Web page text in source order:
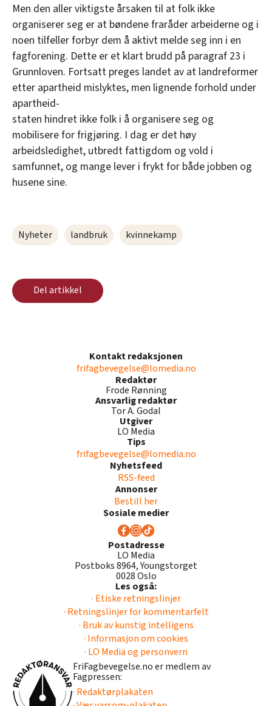
Men den aller viktigste årsaken til at folk ikke
organiserer seg er at bøndene fraråder arbeiderne og i
noen tilfeller forbyr dem å aktivt melde seg inn i en
fagforening. Dette er et klart brudd på paragraf 23 i
Grunnloven. Fortsatt preges landet av at landreformer
etter apartheid mislyktes, men lignende forhold under
apartheid-
staten hindret ikke folk i å organisere seg og
mobilisere for frigjøring. I dag er det høy
arbeidsledighet, utbredt fattigdom og vold i
samfunnet, og mange lever i frykt for både jobben og
husene sine.
Nyheter landbruk kvinnekamp
Del artikkel
Kontakt redaksjonen
frifagbevegelse@lomedia.no
Redaktør
Frode Rønning
Ansvarlig redaktør
Tor A. Godal
Utgiver
LO Media
Tips
frifagbevegelse@lomedia.no
Nyhetsfeed
RSS-feed
Annonser
Bestill her
Sosiale medier
Postadresse
LO Media
Postboks 8964, Youngstorget
0028 Oslo
Les også:
· Etiske retningslinjer
· Retningslinjer for kommentarfelt
· Bruk av kunstig intelligens
· Informasjon om cookies
· LO Media og personvern
FriFagbevegelse.no er medlem av
Fagpressen:
· Redaktørplakaten